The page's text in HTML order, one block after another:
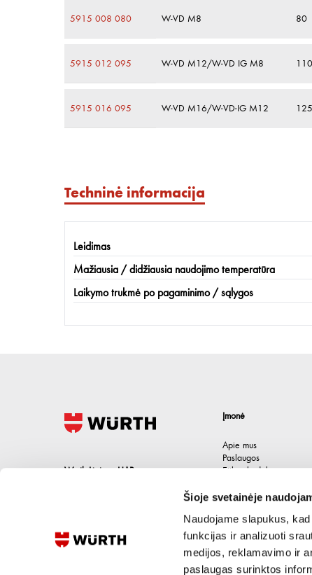
Šioje svetainėje
Naudojame slapukus,
funkcijas ir analizuoti
medijos, reklamavimo ir
paslaugas surinktos
5915 008 080 W-VD M8 80
5915 012 095 W-VD M12/W-VD IG M8 110
5915 016 095 W-VD M16/W-VD-IG M12 125
Techninė informacija
Leidimas
Mažiausia / didžiausia naudojimo temperatūra
Laikymo trukmė po pagaminimo / sąlygos
Wurth Lietuva UAB
Lietuva
Įmonė
Apie mus
Paslaugos
Etikos kodeksas
Kontaktai